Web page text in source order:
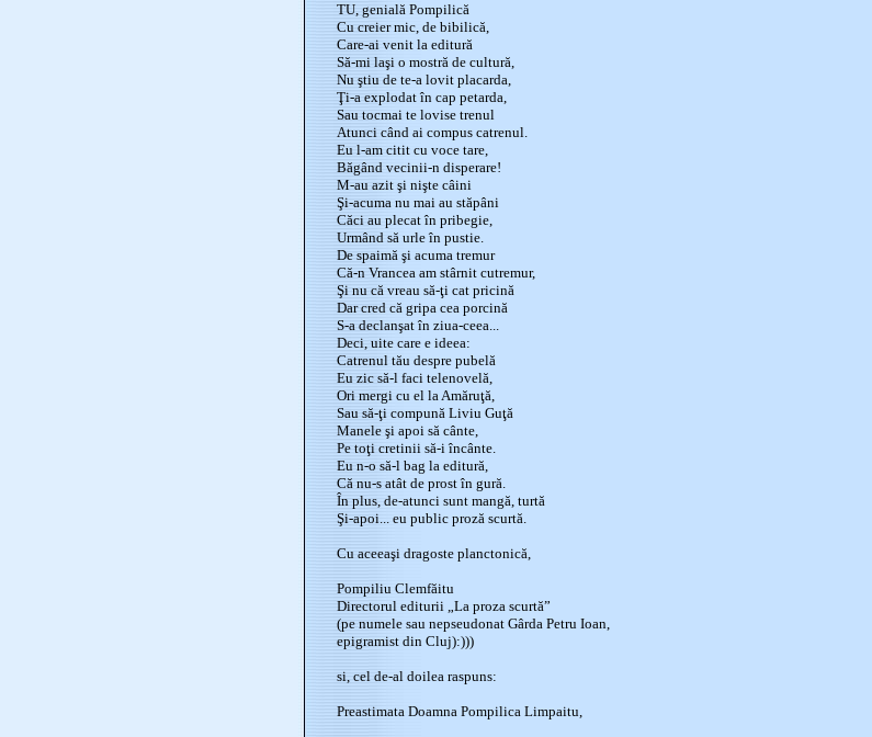
TU, genială Pompilică
Cu creier mic, de bibilică,
Care-ai venit la editură
Să-mi laşi o mostră de cultură,
Nu ştiu de te-a lovit placarda,
Ţi-a explodat în cap petarda,
Sau tocmai te lovise trenul
Atunci când ai compus catrenul.
Eu l-am citit cu voce tare,
Băgând vecinii-n disperare!
M-au azit şi nişte câini
Şi-acuma nu mai au stăpâni
Căci au plecat în pribegie,
Urmând să urle în pustie.
De spaimă şi acuma tremur
Că-n Vrancea am stârnit cutremur,
Şi nu că vreau să-ţi cat pricină
Dar cred că gripa cea porcină
S-a declanşat în ziua-ceea...
Deci, uite care e ideea:
Catrenul tău despre pubelă
Eu zic să-l faci telenovelă,
Ori mergi cu el la Amăruţă,
Sau să-ţi compună Liviu Guţă
Manele şi apoi să cânte,
Pe toţi cretinii să-i încânte.
Eu n-o să-l bag la editură,
Că nu-s atât de prost în gură.
În plus, de-atunci sunt mangă, turtă
Şi-apoi... eu public proză scurtă.
Cu aceeaşi dragoste planctonică,
Pompiliu Clemfăitu
Directorul editurii „La proza scurtă”
(pe numele sau nepseudonat Gârda Petru Ioan,
epigramist din Cluj):)))
si, cel de-al doilea raspuns:
Preastimata Doamna Pompilica Limpaitu,